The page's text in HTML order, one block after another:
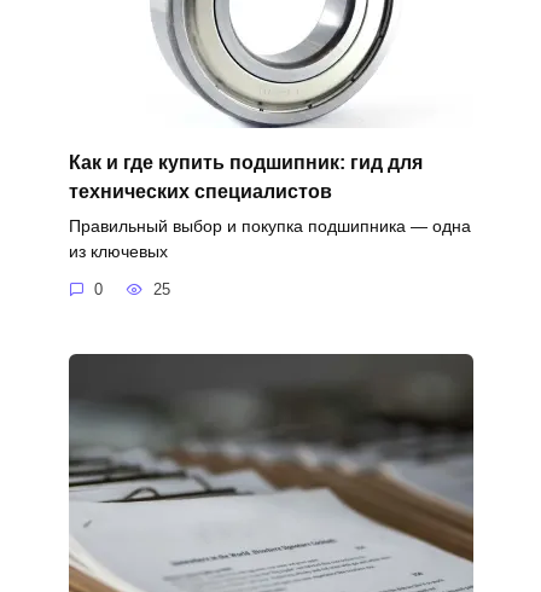
Как и где купить подшипник: гид для
технических специалистов
Правильный выбор и покупка подшипника — одна
из ключевых
0 25